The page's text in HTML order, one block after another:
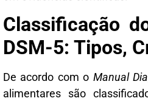
Classificação
DSM-5: Tipos,
De acordo com o Manual
alimentares são